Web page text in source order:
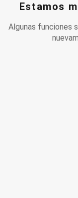
Estamos
Algunas funciones